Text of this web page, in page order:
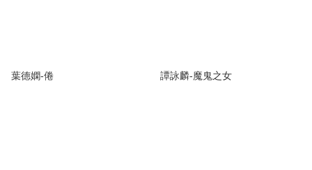
葉德嫻-倦 譚詠麟-魔鬼之女